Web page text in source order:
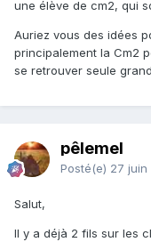
une élève de cm2, qui
Auriez vous des idées
principalement la Cm2
se retrouver seule
pêlemel
Posté(e) 27 juin
Salut,
Il y a déjà 2 fils sur les